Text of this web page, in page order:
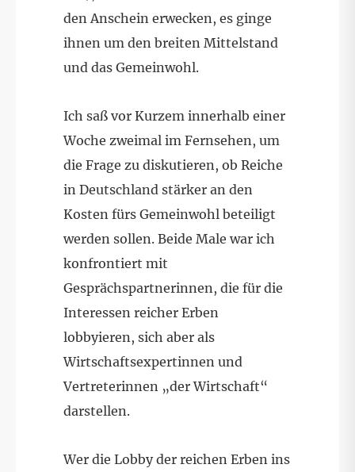
den Anschein erwecken, es ginge
ihnen um den breiten Mittelstand
und das Gemeinwohl.
Ich saß vor Kurzem innerhalb einer
Woche zweimal im Fernsehen, um
die Frage zu diskutieren, ob Reiche
in Deutschland stärker an den
Kosten fürs Gemeinwohl beteiligt
werden sollen. Beide Male war ich
konfrontiert mit
Gesprächspartnerinnen, die für die
Interessen reicher Erben
lobbyieren, sich aber als
Wirtschaftsexpertinnen und
Vertreterinnen „der Wirtschaft“
darstellen.
Wer die Lobby der reichen Erben ins